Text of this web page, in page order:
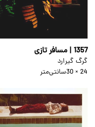
1357 | مسافر تازی
گرگ گیرارد
24 × 30
سانتی‌متر